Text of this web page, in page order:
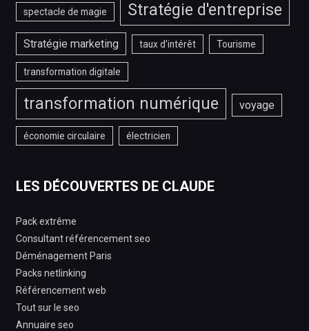
spectacle de magie Stratégie d'entreprise
Stratégie marketing taux d'intérêt Tourisme
transformation digitale
transformation numérique voyage
économie circulaire électricien
LES DÉCOUVERTES DE CLAUDE
Pack extrême
Consultant référencement seo
Déménagement Paris
Packs netlinking
Référencement web
Tout sur le seo
Annuaire seo